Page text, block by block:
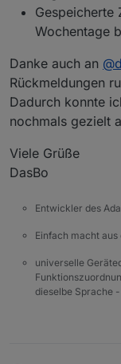
Gespeicherte
Wochentage
Danke auch an @
Rückmeldungen
Dadurch konnte
nochmals gezielt
Viele Grüße
DasBo
Entwickler des
Einfach macht
universelle
dieselbe Sprache